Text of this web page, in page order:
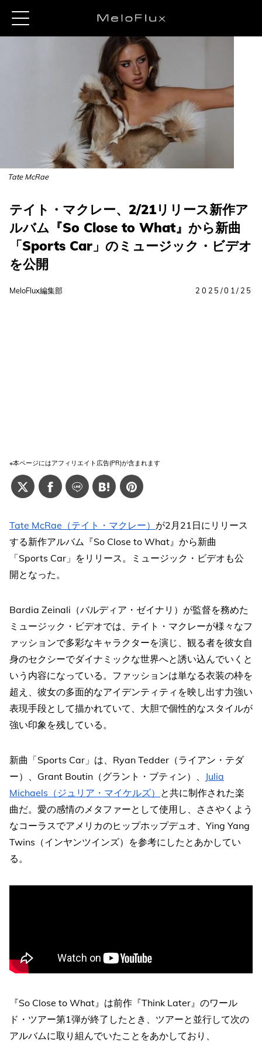
Tate McRae
テイト・マクレー、2/21リリース新作ア
ルバム『So Close to What』から新曲
「Sports Car」のミュージック・ビデオ
を公開
MeloFlux編集部 2025/01/25
※本ページにはアフィリエイト広告(PR)が含まれます
Tate McRae（テイト・マクレー） が2月21日にリリース
する新作アルバム『So Close to What』から新曲
「Sports Car」をリリース。ミュージック・ビデオも公
開となった。
Bardia Zeinali（バルディア・ゼイナリ）が監督を務めた
ミュージック・ビデオでは、テイト・マクレーが様々なフ
ァッションで多彩なキャラクターを演じ、観る者を彼女自
身のセクシーでダイナミックな世界へと誘い込んでいくと
いう内容になっている。ファッションは単なる衣装の枠を
超え、彼女の多面的なアイデンティティを映し出す力強い
表現手段として描かれていて、大胆で個性的なスタイルが
強い印象を残している。
新曲「Sports Car」は、Ryan Tedder（ライアン・テダ
ー）、Grant Boutin（グラント・ブティン）、 Julia
Michaels（ジュリア・マイケルズ） と共に制作された楽
曲だ。愛の感情のメタファーとして使用し、ささやくよう
なコーラスでアメリカのヒップホップデュオ、Ying Yang
Twins（インヤンツインズ）を参考にしたとあかしてい
る。
『So Close to What』は前作『Think Later』のワール
ド・ツアー第1弾が終了したとき、ツアーと並行して次の
アルバムに取り組んでいたことをあかしており、